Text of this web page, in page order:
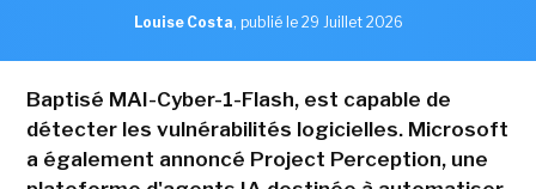
Louise Costa, publié le 29 Juillet 2026
Baptisé MAI-Cyber-1-Flash, est capable de
détecter les vulnérabilités logicielles. Microsoft
a également annoncé Project Perception, une